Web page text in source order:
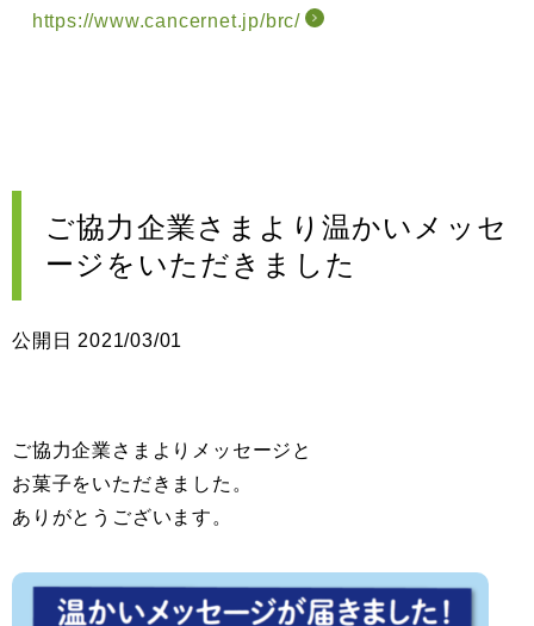
https://www.cancernet.jp/brc/
ご協力企業さまより温かいメッセ
ージをいただきました
公開日 2021/03/01
ご協力企業さまよりメッセージと
お菓子をいただきました。
ありがとうございます。